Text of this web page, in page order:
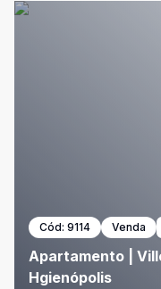
Cód: 9114 Venda
Apartamento |
Hgienópolis